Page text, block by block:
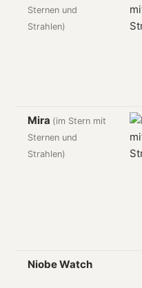
Sternen und
Strahlen)
Mira (im Stern mit
Sternen und
Strahlen)
Niobe Watch